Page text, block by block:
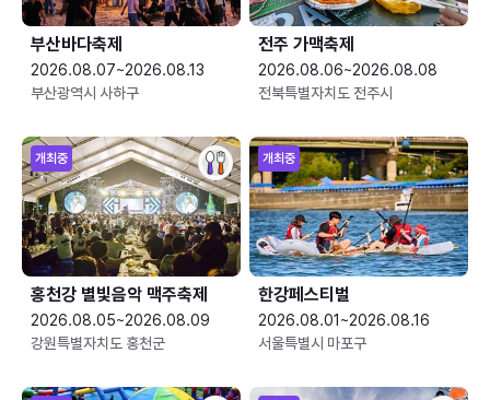
부산바다축제
2026.08.07~2026.08.13
부산광역시 사하구
전주 가맥축제
2026.08.06~2026.08.08
전북특별자치도 전주시
개최중
홍천강 별빛음악 맥주축제
2026.08.05~2026.08.09
강원특별자치도 홍천군
개최중
한강페스티벌
2026.08.01~2026.08.16
서울특별시 마포구